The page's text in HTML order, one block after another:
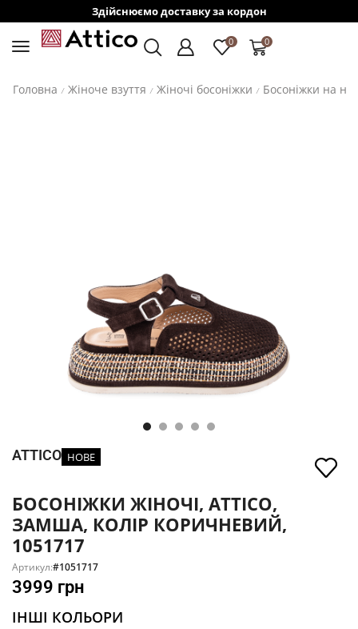
Здійснюємо доставку за кордон
0 0
Головна / Жіноче взуття / Жіночі босоніжки / Босоніжки на
ATTICO НОВЕ
БОСОНІЖКИ ЖІНОЧІ, ATTICO,
ЗАМША, КОЛІР КОРИЧНЕВИЙ,
1051717
Артикул:#1051717
3999 грн
ІНШІ КОЛЬОРИ